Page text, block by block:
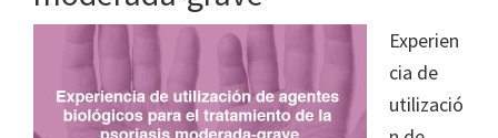
Experien
cia de
utilizació